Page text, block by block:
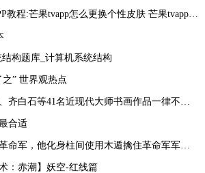
果tvapp怎么更换个性皮肤 芒果tvapp更换个性皮肤的方法
构题库_计算机系统结构
” 世界观热点
白石等41名近现代大师书画作品一律不准出境
合适
军，他化身柱间使用木遁擒住革命军军长！
：赤潮】妖空-红线篇